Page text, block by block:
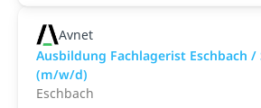
Avnet
Ausbildung Fachlagerist Eschbach /
(m/w/d)
Eschbach